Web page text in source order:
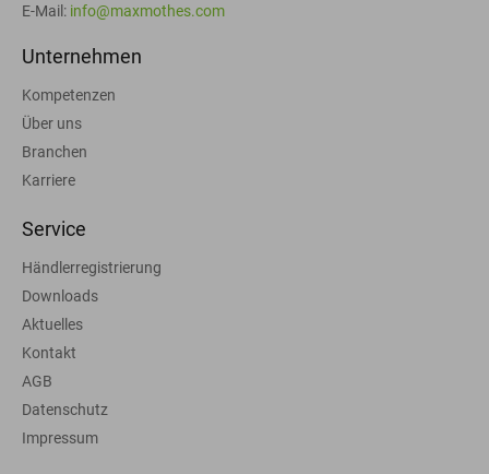
E-Mail: info@maxmothes.com
Unternehmen
Kompetenzen
Über uns
Branchen
Karriere
Service
Händlerregistrierung
Downloads
Aktuelles
Kontakt
AGB
Datenschutz
Impressum